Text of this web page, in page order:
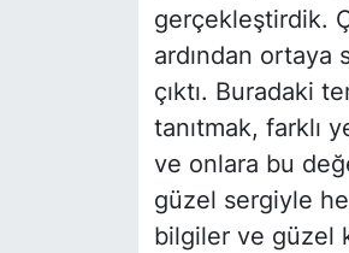
gerçekleştirdik.
ardından ortaya
çıktı. Buradaki
tanıtmak, farklı
ve onlara bu
güzel sergiyle
bilgiler ve güzel